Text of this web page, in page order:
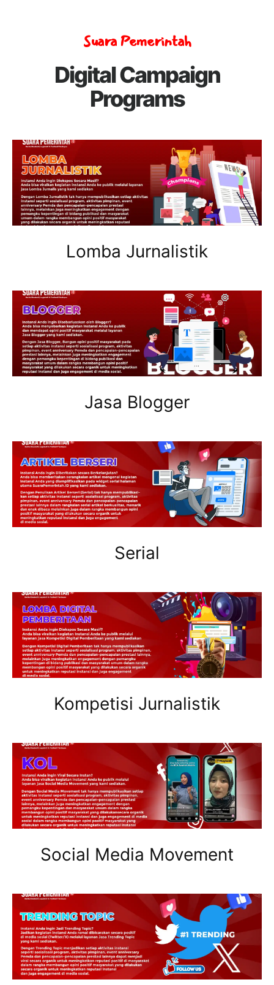
Suara Pemerintah
Digital Campaign
Programs
Lomba Jurnalistik
Jasa Blogger
Serial
Kompetisi Jurnalistik
Social Media Movement